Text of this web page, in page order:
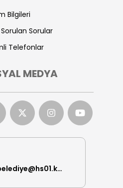
Bilgileri
Sorulan Sorular
Telefonlar
MEDYA
bornovabelediye@hs01.kep.tr